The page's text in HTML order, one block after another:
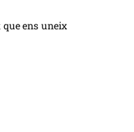
que ens uneix